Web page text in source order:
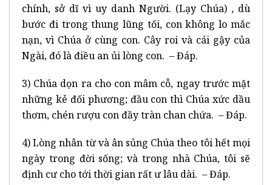
chính, sở dĩ vì uy danh Người. (Lạy Chúa) , dù
bước đi trong thung lũng tối, con không lo mắc
nạn, vì Chúa ở cùng con. Cây roi và cái gậy của
Ngài, đó là điều an ủi lòng con. – Đáp.
3) Chúa dọn ra cho con mâm cỗ, ngay trước mặt
những kẻ đối phương; đầu con thì Chúa xức dầu
thơm, chén rượu con đầy tràn chan chứa. – Đáp.
4) Lòng nhân từ và ân sủng Chúa theo tôi hết mọi
ngày trong đời sống; và trong nhà Chúa, tôi sẽ
định cư cho tới thời gian rất ư lâu dài. – Đáp.